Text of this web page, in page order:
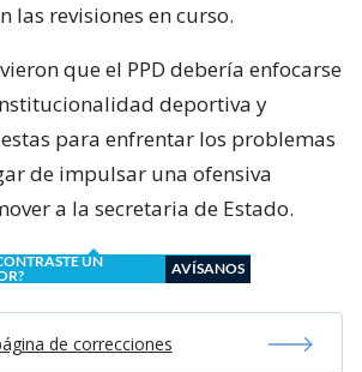
las revisiones en curso.
que el PPD debería enfocarse
deportiva y
para enfrentar los problemas
de impulsar una ofensiva
a la secretaria de Estado.
UN
AVÍSANOS
de correcciones